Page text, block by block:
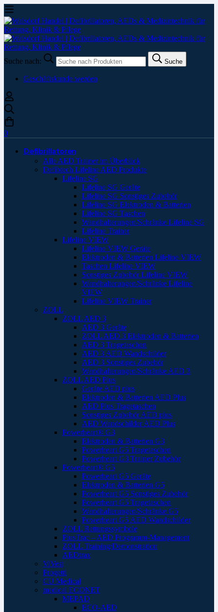
Suche nach: Suche
Geschäftskunde werden
0
Defibrillatoren
Alle AED Trainer im Überblick
Defibtech Lifeline AED Produkte
Lifeline SG
Lifeline SG Geräte
Lifeline SG Sonstiges Zubehör
Lifeline SG Elektroden & Batterien
Lifeline SG Taschen
Wandhalterungen/Schränke Lifeline SG
Lifeline Trainer
Lifeline VIEW
Lifeline VIEW Geräte
Elektroden & Batterien Lifeline VIEW
Taschen Lifeline VIEW
Sonstiges Zubehör Lifeline VIEW
Wandhalterungen/Schränke Lifeline
VIEW
Lifeline VIEW Trainer
ZOLL
ZOLL AED 3
AED 3 Geräte
ZOLL AED 3 Elektroden & Batterien
AED 3 Tragetaschen
AED 3 AED Wandschilder
AED 3 Sonstiges Zubehör
Wandhalterungen/Schränke AED 3
ZOLL AED Plus
Geräte AED plus
Elektroden & Batterien AED Plus
AED Plus Tragetaschen
Sonstiges Zubehör AED plus
AED Wandschilder AED Plus
Powerheart® G3
Elektroden & Batterien G3
Powerheart G5 Tragetaschen
Powerheart G3 Trainer Zubehör
Powerheart® G5
Powerheart G5 Geräte
Elektroden & Batterien G5
Powerheart G5 Sonstiges Zubehör
Powerheart G5 Tragetaschen
Wandhalterungen/Schränke G5
Powerheart G5 AED Wandschilder
ZOLL Rettungssymbole
PlusTrac – AED Programm-Management
ZOLL Training/Demonstration
AEDtrax
ViVest
Progetti
CU Medical
medical ECONET
MEPAD
ECO-AED